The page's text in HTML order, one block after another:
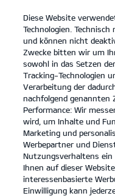
open
menu
Der Kia Sportage
... ... DER KIA
Der Kia
Platz für alles,
ausmacht.
Diese Website
Technologien.
und können nicht
Zwecke bitten wir um
sowohl in das Setzen
Tracking-Technologien
Verarbeitung der
nachfolgend genannten
Performance: Wir
wird, um Inhalte und
Marketing und
Werbepartner und
Nutzungsverhaltens
Ihnen auf dieser
interessenbasierte
Einwilligung kann